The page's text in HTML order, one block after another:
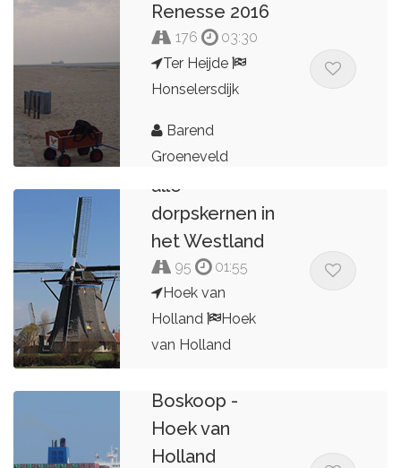
Renesse 2016
176
03:30
Ter Heijde
Honselersdijk
Barend
Groeneveld
Rondje door
alle
dorpskernen in
het Westland
95
01:55
Hoek van
Holland
Hoek
van Holland
Boskoop -
Hoek van
Holland